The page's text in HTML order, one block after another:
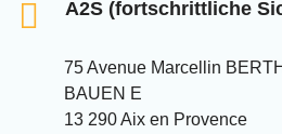
A2S (fortschrittliche
75 Avenue Marcellin
BAUEN E
13 290 Aix en Provence